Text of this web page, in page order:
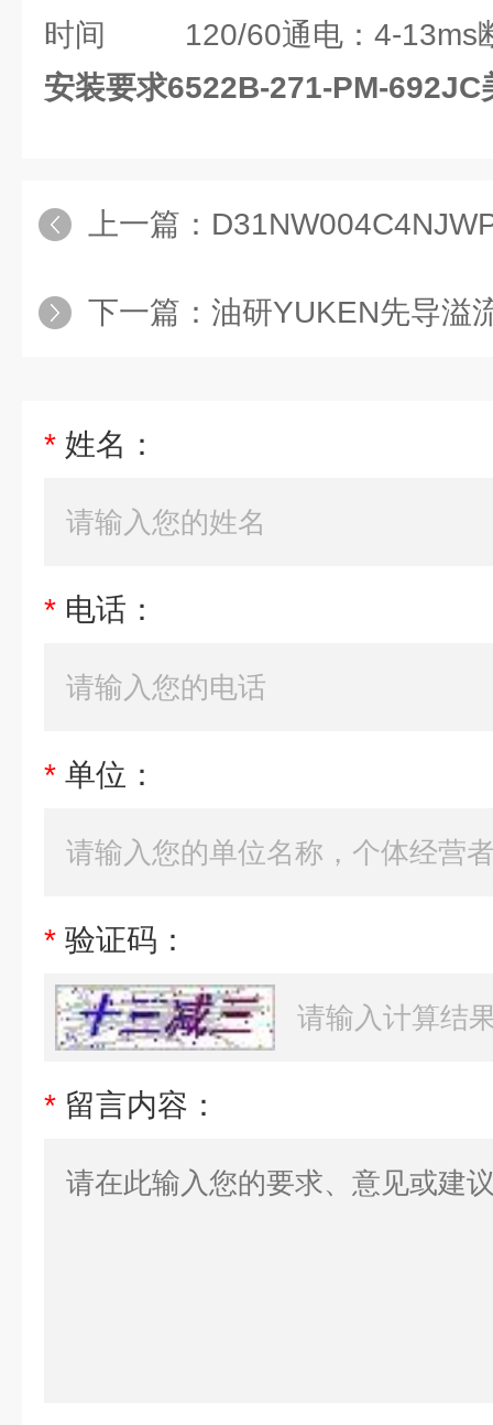
时间 120/60通电：4-13ms
安装要求6522B-271-PM-692JC
上一篇： D31NW004C4NJWPARKER方向控
下一篇： 油研YUKEN先导溢流
* 姓名：
* 电话：
* 单位：
* 验证码：
* 留言内容：